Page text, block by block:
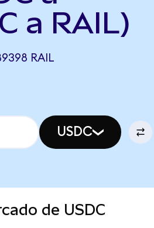
a RAIL)
RAIL
USDC
de USDC